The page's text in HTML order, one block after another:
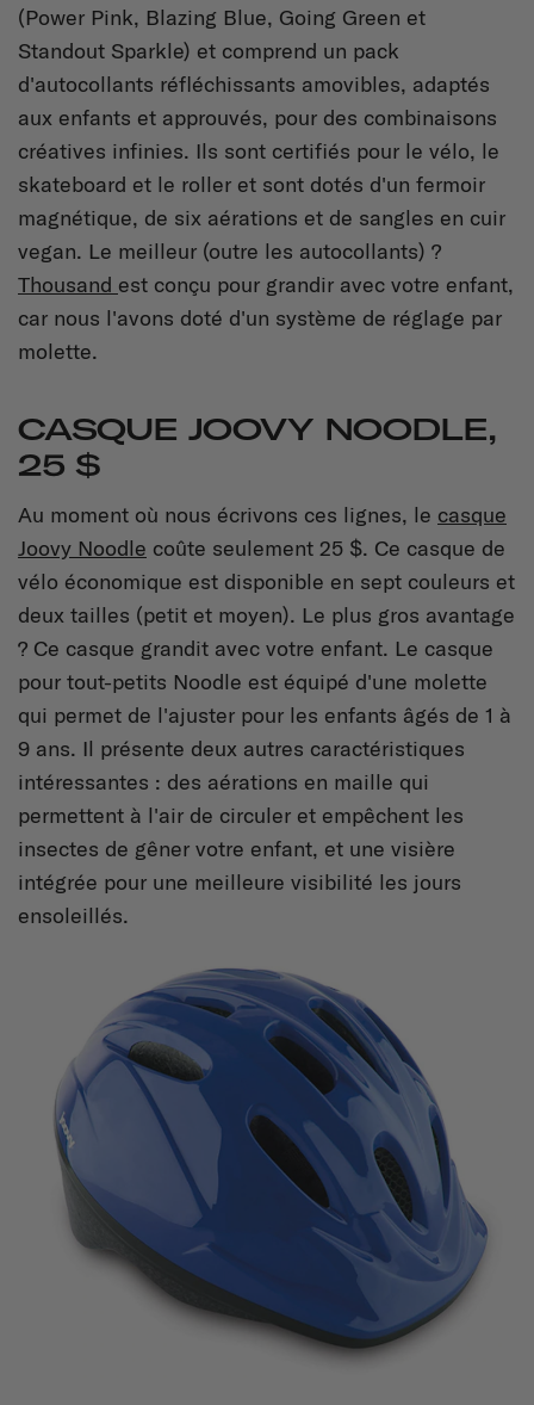
(Power Pink, Blazing Blue, Going Green et
Standout Sparkle) et comprend un pack
d'autocollants réfléchissants amovibles, adaptés
aux enfants et approuvés, pour des combinaisons
créatives infinies. Ils sont certifiés pour le vélo, le
skateboard et le roller et sont dotés d'un fermoir
magnétique, de six aérations et de sangles en cuir
vegan. Le meilleur (outre les autocollants) ?
Thousand est conçu pour grandir avec votre enfant,
car nous l'avons doté d'un système de réglage par
molette.
CASQUE JOOVY NOODLE,
25 $
Au moment où nous écrivons ces lignes, le casque
Joovy Noodle coûte seulement 25 $. Ce casque de
vélo économique est disponible en sept couleurs et
deux tailles (petit et moyen). Le plus gros avantage
? Ce casque grandit avec votre enfant. Le casque
pour tout-petits Noodle est équipé d'une molette
qui permet de l'ajuster pour les enfants âgés de 1 à
9 ans. Il présente deux autres caractéristiques
intéressantes : des aérations en maille qui
permettent à l'air de circuler et empêchent les
insectes de gêner votre enfant, et une visière
intégrée pour une meilleure visibilité les jours
ensoleillés.